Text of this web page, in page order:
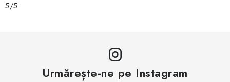
5/5
Urmărește-ne pe Instagram